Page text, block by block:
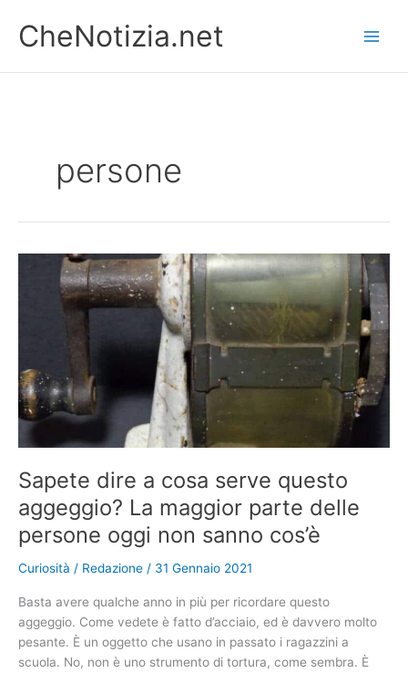
contenuto
CheNotizia.net
persone
Sapete dire a cosa serve questo
aggeggio? La maggior parte delle
persone oggi non sanno cos’è
Curiosità / Redazione / 31 Gennaio 2021
Basta avere qualche anno in più per ricordare questo
aggeggio. Come vedete è fatto d’acciaio, ed è davvero molto
pesante. È un oggetto che usano in passato i ragazzini a
scuola. No, non è uno strumento di tortura, come sembra. È